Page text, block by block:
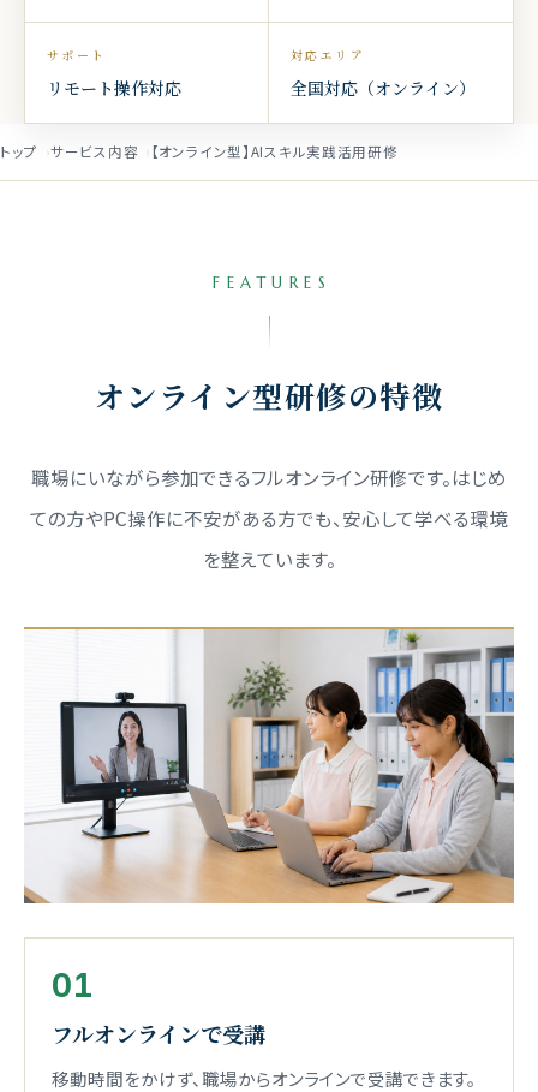
サポート
リモート操作対応
対応エリア
全国対応（オンライン）
トップ サービス内容 【オンライン型】AIスキル実践活用研修
FEATURES
オンライン型研修の特徴
職場にいながら参加できるフルオンライン研修です。はじめ
ての方やPC操作に不安がある方でも、安心して学べる環境
を整えています。
01
フルオンラインで受講
移動時間をかけず、職場からオンラインで受講できます。